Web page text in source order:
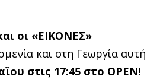
οι «ΕΙΚΟΝΕΣ»
και στη Γεωργία αυτή
στις 17:45 στο OPEN!